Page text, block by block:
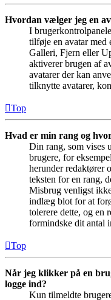
Hvordan vælger jeg en
I
tilføje en avatar med
Galleri, Fjern eller
aktiverer brugen af
avatarer der kan
tilknytte avatarer,
Top
Hvad er min rang og
Din rang, som vises
brugere, for
herunder redaktører
teksten for en rang,
Misbrug venligst
indlæg blot for at
tolerere dette, og en
formindske dit antal
Top
Når jeg klikker på en
logge ind?
Kun tilmeldte